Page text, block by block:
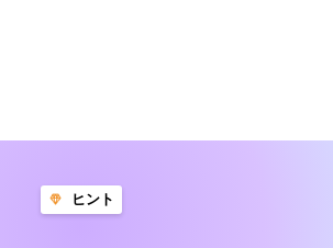
ヒント